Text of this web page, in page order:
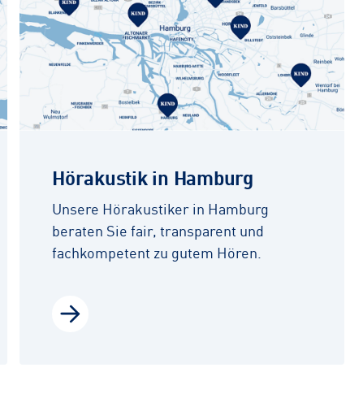
Hörakustik in Hamburg
Unsere Hörakustiker in Hamburg
beraten Sie fair, transparent und
fachkompetent zu gutem Hören.